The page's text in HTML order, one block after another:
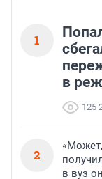
1
в
125
2
в вуз